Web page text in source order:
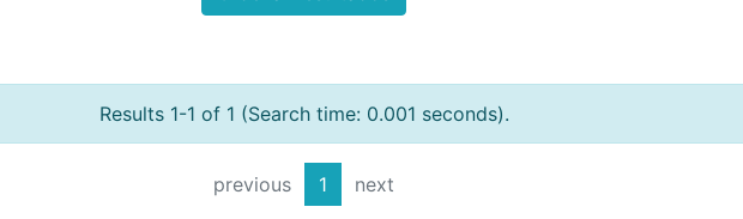
Results 1-1 of 1 (Search time: 0.001 seconds).
previous 1 next